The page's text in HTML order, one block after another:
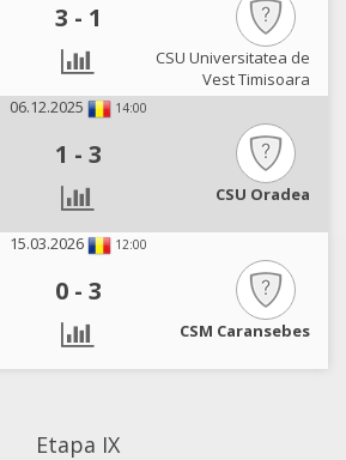
3 - 1
CSU Universitatea de
Vest Timisoara
06.12.2025
14:00
1 - 3
CSU Oradea
15.03.2026 12:00
0 - 3
CSM Caransebes
Etapa IX